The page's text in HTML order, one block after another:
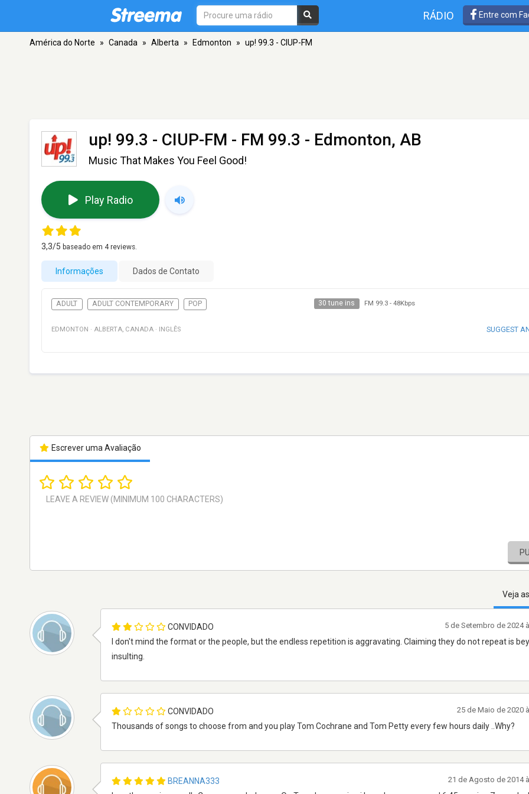
RÁDIO Entre com
América do Norte » Canada » Alberta » Edmonton » up! 99.3 - CIUP-FM
up! 99.3 - CIUP-FM - FM 99.3 - Edmonton, AB
Music That Makes You Feel Good!
Play Radio
3,3/5 baseado em 4reviews.
Informações Dados de Contato
ADULT ADULT CONTEMPORARY POP 30 tune ins FM 99.3- 48Kbps
EDMONTON · ALBERTA, CANADA · INGLÊS SUGGEST
Escrever uma Avaliação
Veja
CONVIDADO
I don't mind the format or the people, but the endless repetition is aggravating. Claiming they do not repeat is
insulting.
5 de Setembro de 2024
CONVIDADO
Thousands of songs to choose from and you play Tom Cochrane and Tom Petty every few hours daily ..Why?
25 de Maio de 2020
BREANNA333
21 de Agosto de 2014